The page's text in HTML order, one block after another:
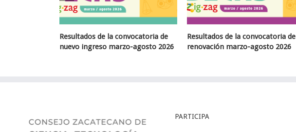
agosto 2026
Resultados de la convocatoria de
renovación marzo-agosto 2026
Convocatoria de renovación
marzo-agosto 2026
PARTICIPA